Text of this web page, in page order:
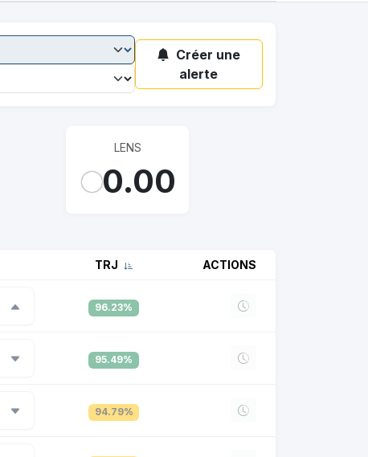
Créer une
alerte
LENS
0.00
TRJ ACTIONS
96.23%
95.49%
94.79%